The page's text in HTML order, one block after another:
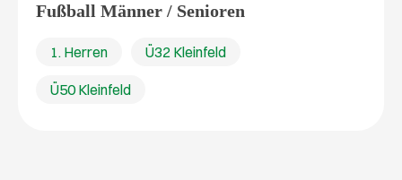
Fußball Männer / Senioren
1. Herren Ü32 Kleinfeld
Ü50 Kleinfeld